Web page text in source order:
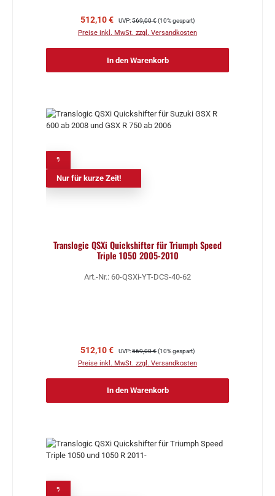
Verkaufspreis:
512,10 € Regulärer Preis:
UVP:569,00 €(10% gespart)
Preise inkl. MwSt. zzgl. Versandkosten
In den Warenkorb
Nur für kurze Zeit!
Translogic QSXi Quickshifter für Triumph Speed
Triple 1050 2005-2010
Art.-Nr.: 60-QSXi-YT-DCS-40-62
Verkaufspreis:
512,10 € Regulärer Preis:
UVP:569,00 €(10% gespart)
Preise inkl. MwSt. zzgl. Versandkosten
In den Warenkorb